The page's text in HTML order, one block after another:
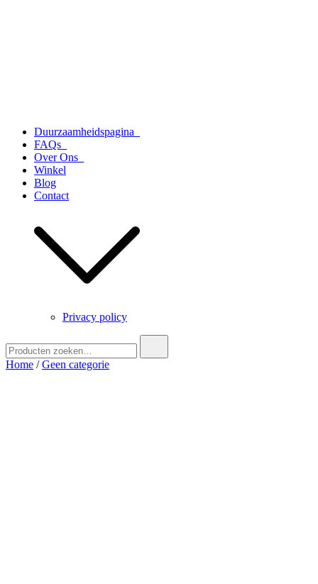
Duurzaamheidspagina
FAQs
Over Ons
Winkel
Blog
Contact
Privacy policy
naar:
Home /Geen categorie